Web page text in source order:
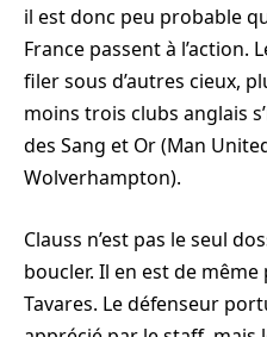
il est donc peu probable
France passent à l’action.
filer sous d’autres cieux,
moins trois clubs anglais
des Sang et Or (Man
Wolverhampton).
Clauss n’est pas le seul
boucler. Il en est de
Tavares. Le défenseur